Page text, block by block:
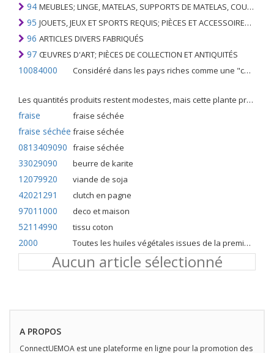
94 MEUBLES; LINGE, MATELAS, SUPPORTS DE MATELAS, COUSSINS ET AMEUBLEMENT SIMILAIRE FARCI; LAMPES ET RACCORDS D'ÉCLAIRAGE, N.E.C .; SIGNES LUMINEUSES, PLAQUES DE NOMS LUMINEUSES ET SIMILAIRES; BÂTIMENTS PRÉFABRIQUÉS
95 JOUETS, JEUX ET SPORTS REQUIS; PIÈCES ET ACCESSOIRES DE CELLES-CI
96 ARTICLES DIVERS FABRIQUÉS
97 ŒUVRES D'ART; PIÈCES DE COLLECTION ET ANTIQUITÉS
10084000 Considéré dans les pays riches comme une "céréale mineure", le fonio blanc est une graminée de la famille des poaceae cultivée pour ses graines dans certaines régions d'Afrique.
Les quantités produits restent modestes, mais cette plante présente malgré tout de nombreuses qualités. Elle est utilisé dans l'alimentation humaine et entre dans la préparation de nombreuses recettes traditionnelles africaines comme le couscous, la bouillie, les boulettes, les beignets et même le pain.
fraise fraise séchée
fraise séchée fraise séchée
0813409090 fraise séchée
33029090 beurre de karite
12079920 viande de soja
42021291 clutch en pagne
97011000 deco et maison
52114990 tissu coton
2000 Toutes les huiles végétales issues de la première pression à froid
Aucun article sélectionné
A PROPOS
ConnectUEMOA est une plateforme en ligne pour la promotion des